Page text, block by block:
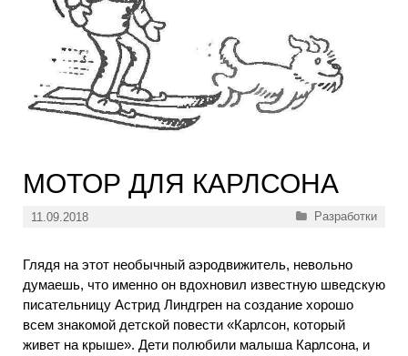
МОТОР ДЛЯ КАРЛСОНА
11.09.2018 Рубрики
Разработки
Глядя на этот необычный аэродвижитель, невольно
думаешь, что именно он вдохновил известную шведскую
писательницу Астрид Линдгрен на создание хорошо
всем знакомой детской повести «Карлсон, который
живет на крыше». Дети полюбили малыша Карлсона, и